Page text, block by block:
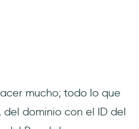
mucho; todo lo que
del dominio con el ID del